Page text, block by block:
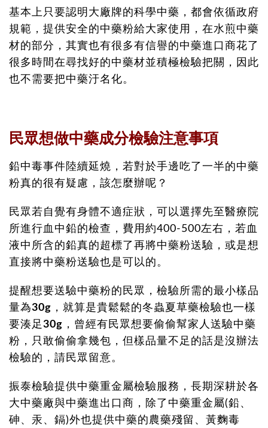
基本上只要認明大廠牌的科學中藥，都會依循政府
規範，提供安全的中藥粉給大家使用，在水煎中藥
材的部分，其實也有很多有信譽的中藥進口商花了
很多時間在尋找好的中藥材並積極檢驗把關，因此
也不需要把中藥汙名化。
民眾想做中藥成分檢驗注意事項
鉛中毒事件陸續延燒，若對於手邊吃了一半的中藥
粉真的很有疑慮，該怎麼辦呢？
民眾若自覺有身體不適症狀，可以選擇先至醫療院
所進行血中鉛的檢查，費用約400-500左右，若血
液中所含的鉛真的超標了再將中藥粉送驗，或是想
直接將中藥粉送驗也是可以的。
提醒想要送驗中藥粉的民眾，檢驗所需的最小樣品
量為30g ，就算是貴鬆鬆的冬蟲夏草藥檢驗也一樣
要湊足 30g ，曾經有民眾想要偷偷幫家人送驗中藥
粉，只敢偷偷拿幾包，但樣品量不足的話是沒辦法
檢驗的，請民眾留意。
振泰檢驗提供中藥重金屬檢驗服務，長期深耕於各
大中藥廠與中藥進出口商，除了中藥重金屬(鉛、
砷、汞、鎘)外也提供中藥的農藥殘留、黃麴毒